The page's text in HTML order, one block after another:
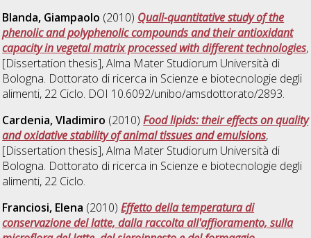
Blanda, Giampaolo (2010) Quali-quantitative study of the
phenolic and polyphenolic compounds and their antioxidant
capacity in vegetal matrix processed with different technologies,
[Dissertation thesis], Alma Mater Studiorum Università di
Bologna. Dottorato di ricerca in Scienze e biotecnologie degli
alimenti, 22 Ciclo. DOI 10.6092/unibo/amsdottorato/2893.
Cardenia, Vladimiro (2010)Food lipids: their effects on quality
and oxidative stability of animal tissues and emulsions,
[Dissertation thesis], Alma Mater Studiorum Università di
Bologna. Dottorato di ricerca in Scienze e biotecnologie degli
alimenti, 22 Ciclo.
Franciosi, Elena (2010)Effetto della temperatura di
conservazione del latte, dalla raccolta all'affioramento, sulla